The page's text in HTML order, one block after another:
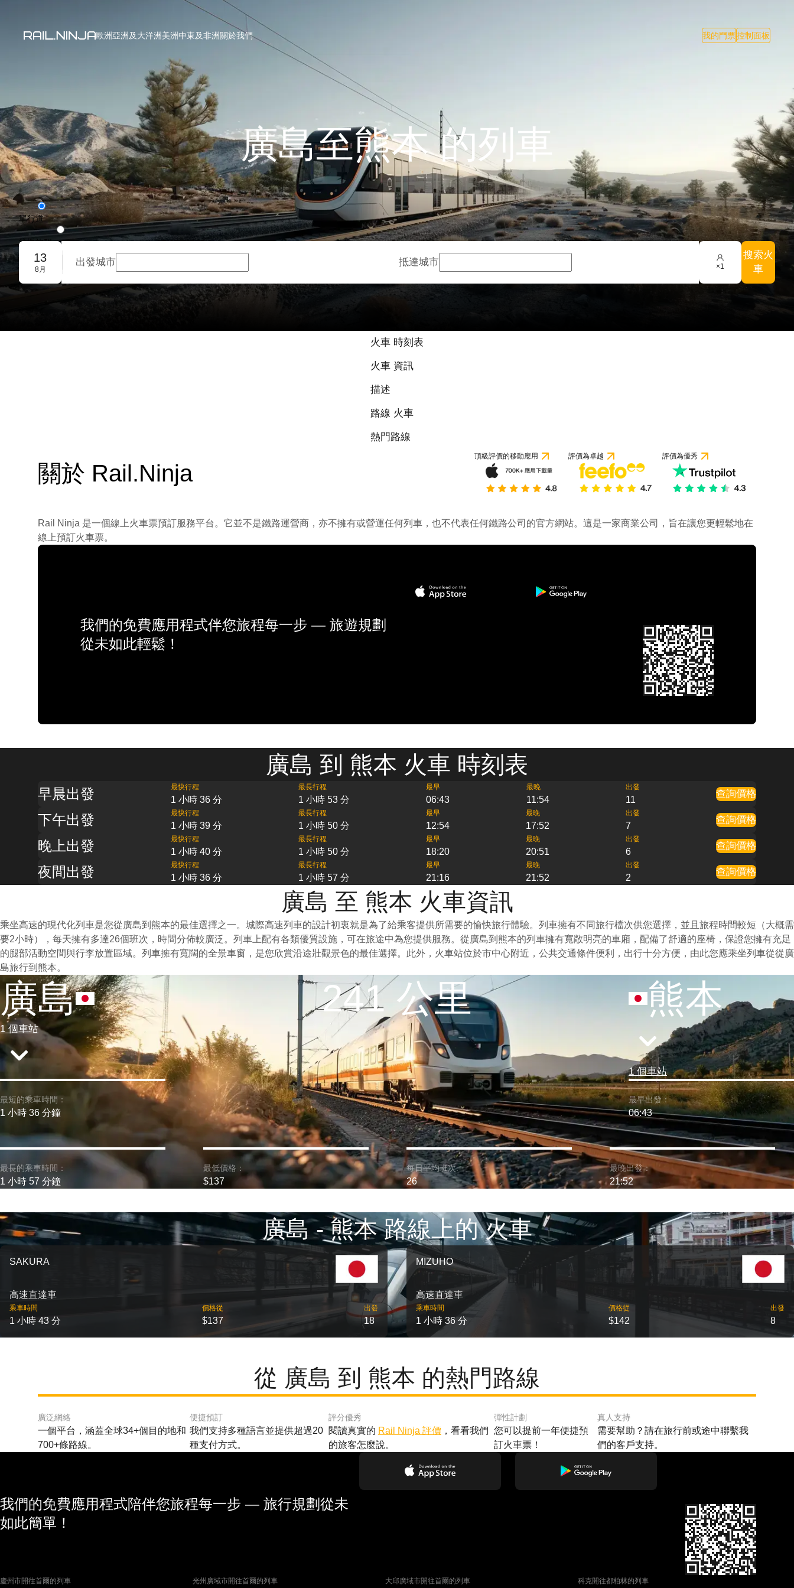
歐洲亞洲及大洋洲美洲中東及非洲關於我們 我的門票控制面板
廣島至熊本 的列車
單行道
往返旅程
團體預訂
13
8月
出發城市 抵達城市 ×1
搜索火
車
火車 時刻表
火車 資訊
描述
路線 火車
熱門路線
關於 Rail.Ninja
頂級評價的移動應用 評價為卓越 評價為優秀
Rail Ninja 是一個線上火車票預訂服務平台。它並不是鐵路運營商，亦不擁有或營運任何列車，也不代表任何鐵路公司的官方網站。這是一家商業公司，旨在讓您更輕鬆地在
線上預訂火車票。
我們的免費應用程式伴您旅程每一步 — 旅遊規劃
從未如此輕鬆！
廣島 到 熊本 火車 時刻表
早晨出發 最快行程
1 小時 36 分
最長行程
1 小時 53 分
最早
06:43
最晚
11:54
出發
11
查詢價格
下午出發 最快行程
1 小時 39 分
最長行程
1 小時 50 分
最早
12:54
最晚
17:52
出發
7
查詢價格
晚上出發 最快行程
1 小時 40 分
最長行程
1 小時 50 分
最早
18:20
最晚
20:51
出發
6
查詢價格
夜間出發 最快行程
1 小時 36 分
最長行程
1 小時 57 分
最早
21:16
最晚
21:52
出發
2
查詢價格
廣島 至 熊本 火車資訊
乘坐高速的現代化列車是您從廣島到熊本的最佳選擇之一。城際高速列車的設計初衷就是為了給乘客提供所需要的愉快旅行體驗。列車擁有不同旅行檔次供您選擇，並且旅程時間較短（大概需
要2小時），每天擁有多達26個班次，時間分佈較廣泛。列車上配有各類優質設施，可在旅途中為您提供服務。從廣島到熊本的列車擁有寬敞明亮的車廂，配備了舒適的座椅，保證您擁有充足
的腿部活動空間與行李放置區域。列車擁有寬闊的全景車窗，是您欣賞沿途壯觀景色的最佳選擇。此外，火車站位於市中心附近，公共交通條件便利，出行十分方便，由此您應乘坐列車從從廣
島旅行到熊本。
廣島
1 個車站
241 公里 熊本
1 個車站
最短的乘車時間：
1 小時 36 分鐘
最早出發：
06:43
最長的乘車時間：
1 小時 57 分鐘
最低價格：
$137
每日平均班次:
26
最晚出發：
21:52
廣島 - 熊本 路線上的 火車
SAKURA
高速直達車
乘車時間
1 小時 43 分
價格從
$137
出發
18
MIZUHO
高速直達車
乘車時間
1 小時 36 分
價格從
$142
出發
8
從 廣島 到 熊本 的熱門路線
廣泛網絡
一個平台，涵蓋全球34+個目的地和
700+條路線。
便捷預訂
我們支持多種語言並提供超過20
種支付方式。
評分優秀
閱讀真實的 Rail Ninja 評價，看看我們
的旅客怎麼說。
彈性計劃
您可以提前一年便捷預
訂火車票！
真人支持
需要幫助？請在旅行前或途中聯繫我
們的客戶支持。
我們的免費應用程式陪伴您旅程每一步 — 旅行規劃從未
如此簡單！
慶州市開往首爾的列車 光州廣域市開往首爾的列車 大邱廣域市開往首爾的列車 科克開往都柏林的列車